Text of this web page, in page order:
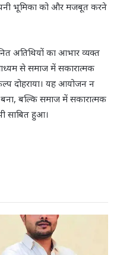
भूमिका को और मजबूत करने
अतिथियों का आभार व्यक्त
से समाज में सकारात्मक
दोहराया। यह आयोजन न
बल्कि समाज में सकारात्मक
साबित हुआ।